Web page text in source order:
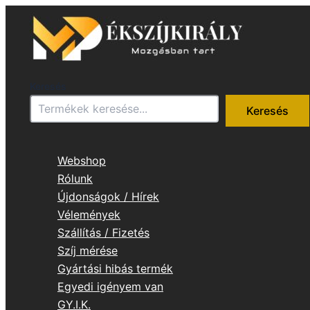
content
Keresés
Webshop
Rólunk
Újdonságok / Hírek
Vélemények
Szállítás / Fizetés
Szíj mérése
Gyártási hibás termék
Egyedi igényem van
GY.I.K.